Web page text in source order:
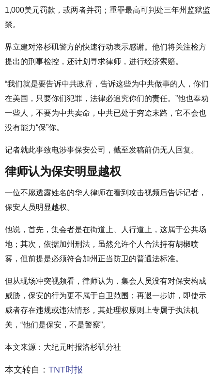
1,000美元罚款，或两者并罚；重罪最高可判处三年州监狱监
禁。
界立建对洛杉矶警方的快速行动表示感谢。他们将关注检方
提出的刑事检控，还计划寻求律师，进行经济索赔。
“我们就是要告诉中共政府，告诉这些为中共做事的人，你们
在美国，只要你们犯罪，法律必追究你们的责任。”他也奉劝
一些人，不要为中共卖命，中共已处于穷途末路，它不会也
没有能力“保”你。
记者就此事致电涉事保安公司，截至发稿前仍无人回复。
律师认为保安明显越权
一位不愿透露姓名的华人律师在看到攻击视频后告诉记者，
保安人员明显越权。
他说，首先，集会者是在街道上、人行道上，这属于公共场
地；其次，依据加州刑法，虽然允许个人合法持有胡椒喷
雾，但前提是必须符合加州正当防卫的普通法标准。
但从现场冲突视频看，律师认为，集会人员没有对保安构成
威胁，保安的行为更不属于自卫范围；再退一步讲，即使示
威者存在违规或违法情形，其处理权原则上专属于执法机
关，“他们是保安，不是警察”。
本文来源：大纪元时报洛杉矶分社
本文转自： TNT时报